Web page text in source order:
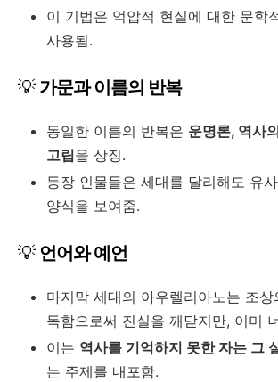
이 기법은 억압적 현실에 대한 문학
사용됨.
💡 가문과 이름의 반복
동일한 이름의 반복은 운명론, 역사
고립을 상징.
등장 인물들은 세대를 달리해도 유
양식을 보여줌.
💡 언어와 예언
마지막 세대의 아우렐리아노는 조상
독함으로써 진실을 깨닫지만, 이미
이는 역사를 기억하지 못한 자는 그
는 주제를 내포함.